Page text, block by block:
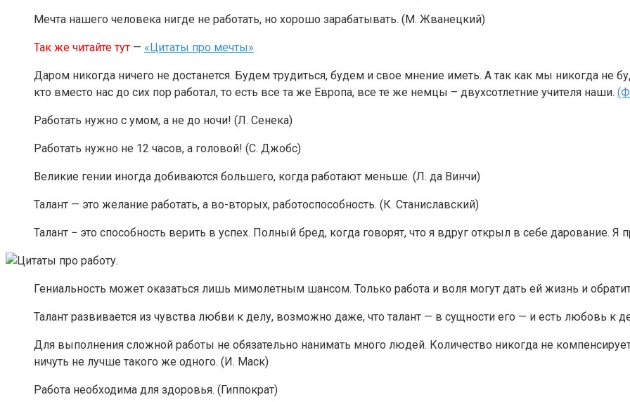
Мечта нашего человека нигде не работать, но хорошо зарабатывать. (М. Жванецкий)
Так же читайте тут — «Цитаты про мечты»
Даром никогда ничего не достанется. Будем трудиться, будем и свое мнение иметь. А так как мы никогда не
кто вместо нас до сих пор работал, то есть все та же Европа, все те же немцы – двухсотлетние учителя наши.
Работать нужно с умом, а не до ночи! (Л. Сенека)
Работать нужно не 12 часов, а головой! (С. Джобс)
Великие гении иногда добиваются большего, когда работают меньше. (Л. да Винчи)
Талант — это желание работать, а во-вторых, работоспособность. (К. Станиславский)
Талант − это способность верить в успех. Полный бред, когда говорят, что я вдруг открыл в себе дарование. Я
Гениальность может оказаться лишь мимолетным шансом. Только работа и воля могут дать ей жизнь и
Талант развивается из чувства любви к делу, возможно даже, что талант — в сущности его — и есть любовь к
Для выполнения сложной работы не обязательно нанимать много людей. Количество никогда не
ничуть не лучше такого же одного. (И. Маск)
Работа необходима для здоровья. (Гиппократ)